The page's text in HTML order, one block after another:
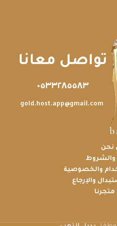
تواصل معانا
٠٥٣٣٢٨٥٥٨٣
gold.host.app@gmail.com
نحن
والشروط
والخصوصية
والإرجاع
متجرنا